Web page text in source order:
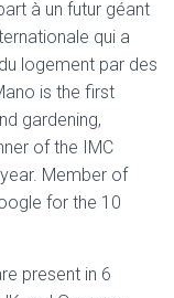
à un futur géant
qui a
logement par des
is the first
gardening,
of the IMC
Member of
for the 10
present in 6